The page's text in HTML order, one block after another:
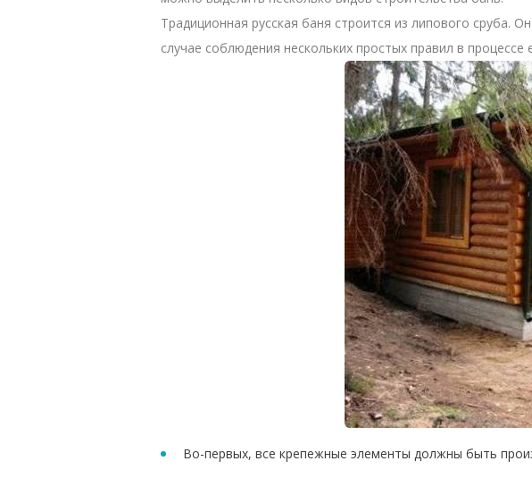
Традиционная русская баня строится из липового сруба.
случае соблюдения нескольких простых правил в процессе
Во-первых, все крепежные элементы должны быть